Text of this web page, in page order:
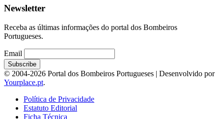
Newsletter
Receba as últimas informações do portal dos Bombeiros
Portugueses.
Email
© 2004-2026 Portal dos Bombeiros Portugueses | Desenvolvido por
Yourplace.pt.
Política de Privacidade
Estatuto Editorial
Ficha Técnica